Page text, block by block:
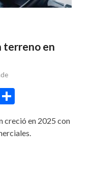
terreno en
creció en 2025 con